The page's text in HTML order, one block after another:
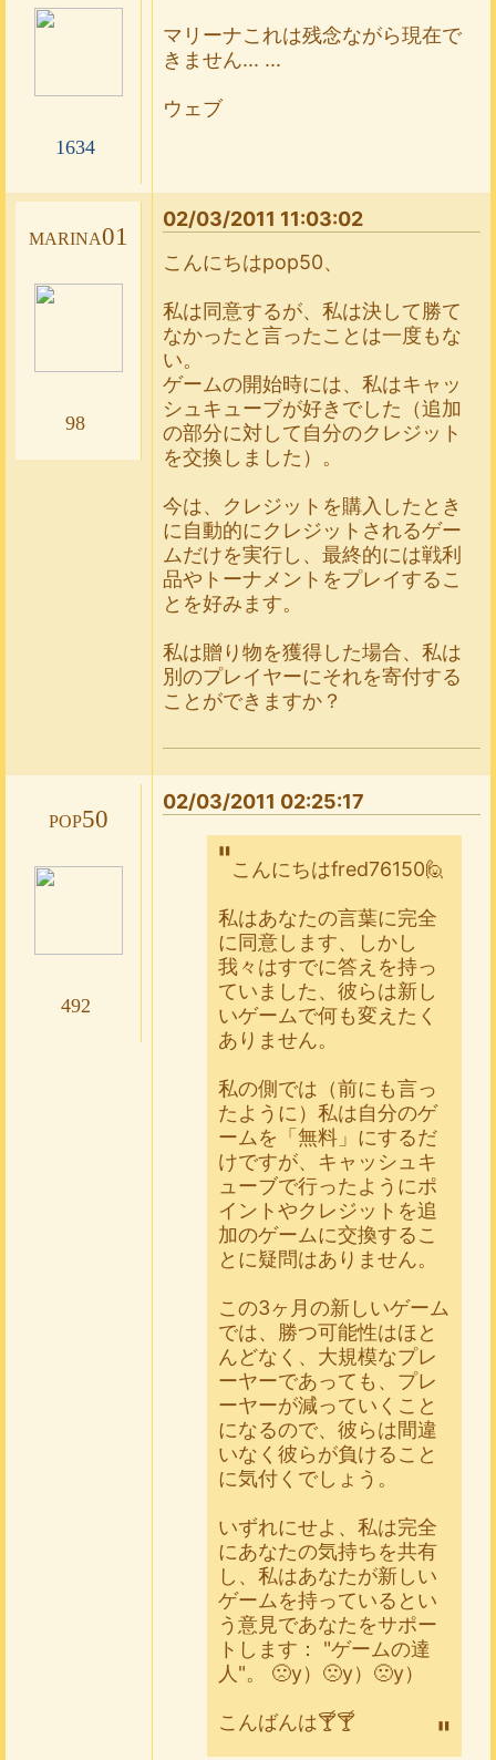
1634
マリーナこれは残念ながら現在で
きません... ...
ウェブ
marina01
98
02/03/2011 11:03:02
こんにちはpop50、
私は同意するが、私は決して勝て
なかったと言ったことは一度もな
い。
ゲームの開始時には、私はキャッ
シュキューブが好きでした（追加
の部分に対して自分のクレジット
を交換しました）。
今は、クレジットを購入したとき
に自動的にクレジットされるゲー
ムだけを実行し、最終的には戦利
品やトーナメントをプレイするこ
とを好みます。
私は贈り物を獲得した場合、私は
別のプレイヤーにそれを寄付する
ことができますか？
pop50
492
02/03/2011 02:25:17
こんにちはfred76150🙋
私はあなたの言葉に完全
に同意します、しかし
我々はすでに答えを持っ
ていました、彼らは新し
いゲームで何も変えたく
ありません。
私の側では（前にも言っ
たように）私は自分のゲ
ームを「無料」にするだ
けですが、キャッシュキ
ューブで行ったようにポ
イントやクレジットを追
加のゲームに交換するこ
とに疑問はありません。
この3ヶ月の新しいゲーム
では、勝つ可能性はほと
んどなく、大規模なプレ
ーヤーであっても、プレ
ーヤーが減っていくこと
になるので、彼らは間違
いなく彼らが負けること
に気付くでしょう。
いずれにせよ、私は完全
にあなたの気持ちを共有
し、私はあなたが新しい
ゲームを持っているとい
う意見であなたをサポー
トします： "ゲームの達
人"。 🙁y）🙁y）🙁y）
こんばんは🍸🍸